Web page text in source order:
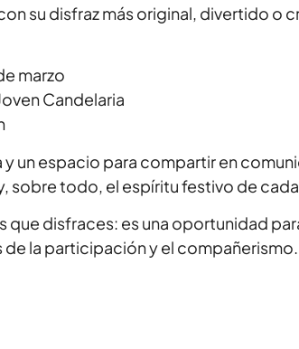
su disfraz más original, divertido o
marzo
Candelaria
y un espacio para compartir en
sobre todo, el espíritu festivo de
que disfraces: es una oportunidad
de la participación y el compañerismo.